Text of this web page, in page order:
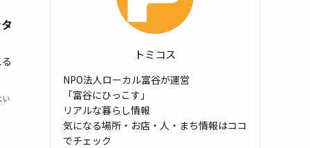
い
トミコス
NPO法人ローカル富谷が運営
「富谷にひっこす」
リアルな暮らし情報
気になる場所・お店・人・まち情報はココ
でチェック